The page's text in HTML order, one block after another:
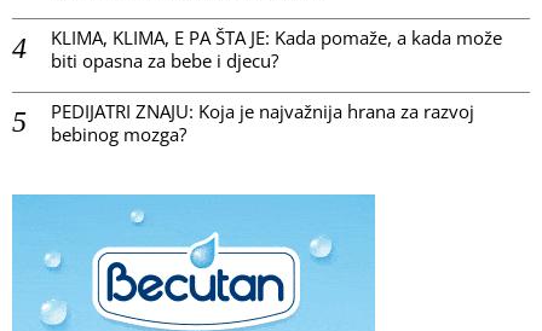
KLIMA, KLIMA, E PA ŠTA JE: Kada pomaže, a kada može
biti opasna za bebe i djecu?
PEDIJATRI ZNAJU: Koja je najvažnija hrana za razvoj
bebinog mozga?